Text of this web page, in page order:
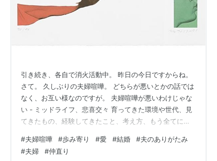
引き続き、各自で消火活動中。 昨日の今日ですからね。
さて。 久しぶりの夫婦喧嘩。 どちらが悪いとかの話では
なく、お互い様なのですが。 夫婦喧嘩が悪いわけじゃな
い - ミッドライフ、悲喜交々 育ってきた環境や世代、見
てきたもの、経験してきたこと、考え方、もう全てにお
り、価値観が似ていたり、一緒にいて落ち着く空気を持
っていたり。 でも違うことの方が多くて当たり前なの。
#夫婦喧嘩 #歩み寄り #愛 #結婚 #夫のありがたみ
#夫婦 #仲直り